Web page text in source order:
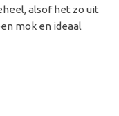
alsof het zo uit
mok en ideaal